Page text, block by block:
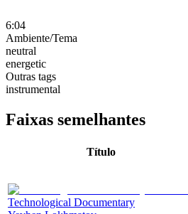
6:04
Ambiente/Tema
neutral
energetic
Outras tags
instrumental
Faixas semelhantes
Título
Technological Documentary